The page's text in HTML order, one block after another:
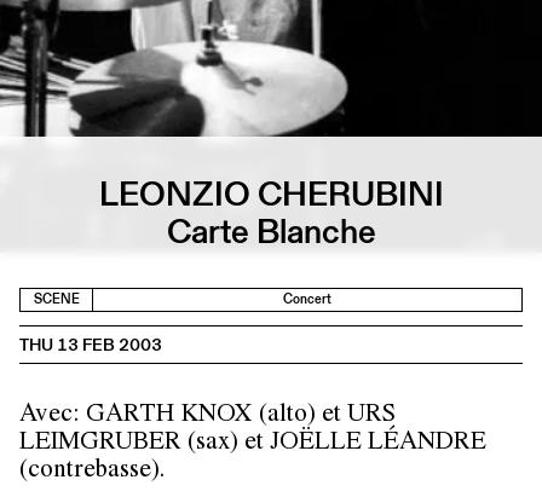
LEONZIO CHERUBINI
Carte Blanche
SCENE Concert
THU 13 FEB 2003
Avec: GARTH KNOX (alto) et URS
LEIMGRUBER (sax) et JOËLLE LÉANDRE
(contrebasse).